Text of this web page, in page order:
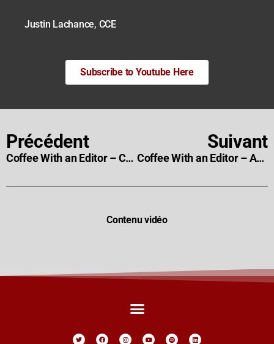
Justin Lachance, CCE
Subscribe to Youtube Here
Précédent
Coffee With an Editor – Cam McLauchlin
Suivant
Coffee With an Editor – Annellie Samuel, CCE
Contenu vidéo